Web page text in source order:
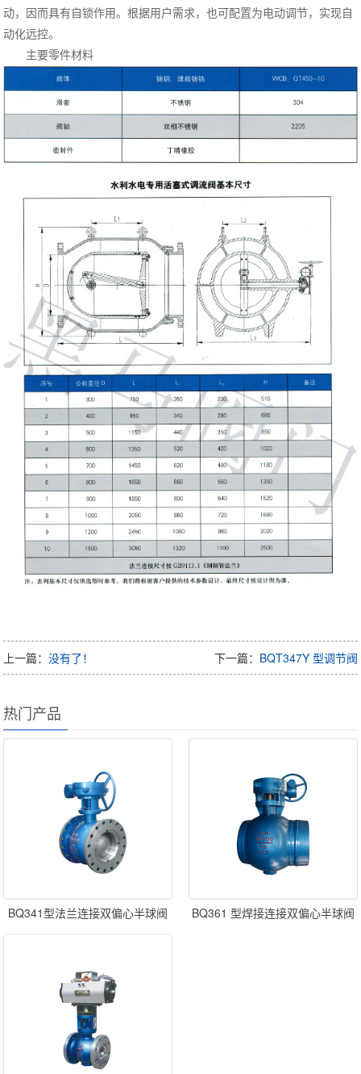
动，因而具有自锁作用。根据用户需求，也可配置为电动调节，实现自
动化远控。
主要零件材料
上一篇：没有了！ 下一篇： BQT347Y 型调节阀
热门产品
BQ341型法兰连接双偏心半球阀 BQ361 型焊接连接双偏心半球阀